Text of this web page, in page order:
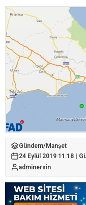
Gündem/Manşet
24 Eylül 2019 11:18 |
adminersin